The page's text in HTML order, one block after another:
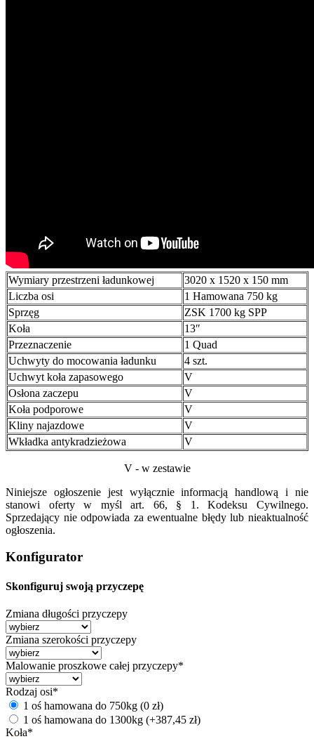
Wymiary przestrzeni ładunkowej
3020 x 1520 x 150 mm
Liczba osi
1 Hamowana 750 kg
Sprzęg
ZSK 1700 kg SPP
Koła
13″
Przeznaczenie
1 Quad
Uchwyty do mocowania ładunku
4 szt.
Uchwyt koła zapasowego
V
Osłona zaczepu
V
Koła podporowe
V
Kliny najazdowe
V
Wkładka antykradzieżowa
V
V - w zestawie
Niniejsze ogłoszenie jest wyłącznie informacją handlową i nie
stanowi oferty w myśl art. 66, § 1. Kodeksu Cywilnego.
Sprzedający nie odpowiada za ewentualne błędy lub nieaktualność
ogłoszenia.
Konfigurator
Skonfiguruj swoją przyczepę
Zmiana długości przyczepy
Zmiana szerokości przyczepy
Malowanie proszkowe całej przyczepy*
Rodzaj osi*
1 oś hamowana do 750kg (0 zł)
1 oś hamowana do 1300kg (+387,45 zł)
Koła*